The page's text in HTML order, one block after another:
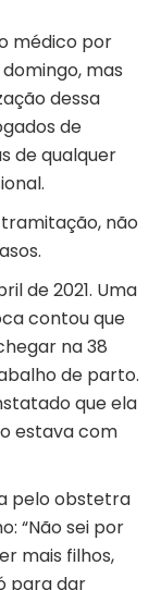
médico por
mas
dessa
de
de qualquer
não
de 2021. Uma
contou que
na 38
de parto.
que ela
estava com
pelo obstetra
“Não sei por
mais filhos,
para dar